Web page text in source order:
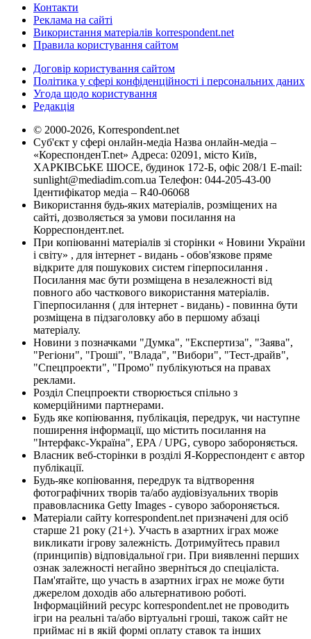
Контакти
Реклама на сайті
Використання матеріалів korrespondent.net
Правила користування сайтом
Договір користування сайтом
Політика у сфері конфіденційності і персональних даних
Угода щодо користування
Редакція
© 2000-2026, Korrespondent.net
Суб'єкт у сфері онлайн-медіа Назва онлайн-медіа –
«КореспонденТ.net» Адреса: 02091, місто Київ,
ХАРКІВСЬКЕ ШОСЕ, будинок 172-Б, офіс 208/1 E-mail:
sunlight@mediadim.com.ua Телефон: 044-205-43-00
Ідентифікатор медіа – R40-06068
Використання будь-яких матеріалів, розміщених на
сайті, дозволяється за умови посилання на
Корреспондент.net.
При копіюванні матеріалів зі сторінки « Новини України
і світу» , для інтернет - видань - обов'язкове пряме
відкрите для пошукових систем гіперпосилання .
Посилання має бути розміщена в незалежності від
повного або часткового використання матеріалів.
Гіперпосилання ( для інтернет - видань) - повинна бути
розміщена в підзаголовку або в першому абзаці
матеріалу.
Новини з позначками "Думка", "Експертиза", "Заява",
"Регіони", "Гроші", "Влада", "Вибори", "Тест-драйв",
"Спецпроекти", "Промо" публікуються на правах
реклами.
Розділ Спецпроекти створюється спільно з
комерційними партнерами.
Будь яке копіювання, публікація, передрук, чи наступне
поширення інформації, що містить посилання на
"Інтерфакс-Україна", EPA / UPG, суворо забороняється.
Власник веб-сторінки в розділі Я-Корреспондент є автор
публікації.
Будь-яке копіювання, передрук та відтворення
фотографічних творів та/або аудіовізуальних творів
правовласника Getty Images - суворо забороняється.
Матеріали сайту korrespondent.net призначені для осіб
старше 21 року (21+). Участь в азартних іграх може
викликати ігрову залежність. Дотримуйтесь правил
(принципів) відповідальної гри. При виявленні перших
ознак залежності негайно зверніться до спеціаліста.
Пам'ятайте, що участь в азартних іграх не може бути
джерелом доходів або альтернативою роботі.
Інформаційний ресурс korrespondent.net не проводить
ігри на реальні та/або віртуальні гроші, також сайт не
приймає ні в якій формі оплату ставок та інших